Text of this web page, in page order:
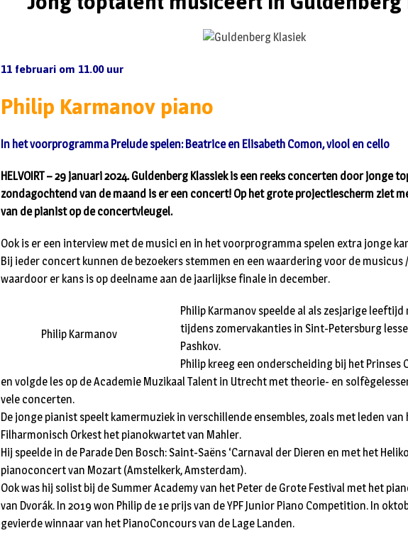
11 februari om 11.00 uur
Philip Karmanovpiano
In het voorprogramma Prelude spelen: Beatrice en Elisabeth Comon, viool en cello
HELVOIRT – 29 januari 2024. Guldenberg Klassiek is een reeks concerten door jonge
zondagochtend van de maand is er een concert! Op het grote projectiescherm ziet
van de pianist op de concertvleugel.
Ook is er een interview met de musici en in het voorprogramma spelen extra jonge
Bij ieder concert kunnen de bezoekers stemmen en een waardering voor de musicus
waardoor er kans is op deelname aan de jaarlijkse finale in december.
Philip Karmanov
Philip Karmanov speelde al als zesjarige
tijdens zomervakanties in Sint-Petersburg
Pashkov.
Philip kreeg een onderscheiding bij het Prinses
en volgde les op de Academie Muzikaal Talent in Utrecht met theorie- en
vele concerten.
De jonge pianist speelt kamermuziek in verschillende ensembles, zoals met leden van
Filharmonisch Orkest het pianokwartet van Mahler.
Hij speelde in de Parade Den Bosch: Saint-Saëns ‘Carnaval der Dieren en met het
pianoconcert van Mozart (Amstelkerk, Amsterdam).
Ook was hij solist bij de Summer Academy van het Peter de Grote Festival met het
van Dvorák. In 2019 won Philip de 1e prijs van de YPF Junior Piano Competition. In
gevierde winnaar van het PianoConcours van de Lage Landen.